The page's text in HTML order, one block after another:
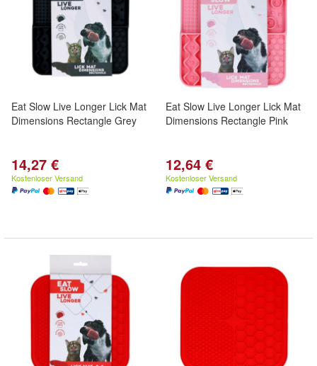
Eat Slow Live Longer Lick Mat
Dimensions Rectangle Grey
14,27 €
Kostenloser Versand
Eat Slow Live Longer Lick Mat
Dimensions Rectangle Pink
12,64 €
Kostenloser Versand